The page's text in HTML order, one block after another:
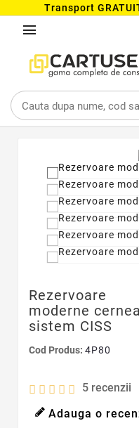
Transport
menu
Rezervoare
moderne
sistem CISS
Cod Produs: 4P80
5 recenzii
Adauga o